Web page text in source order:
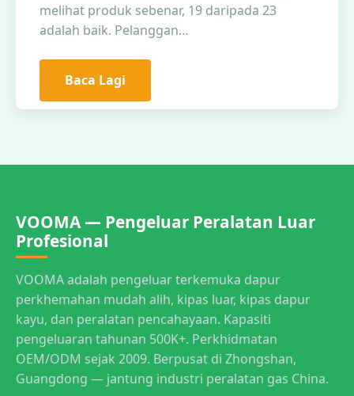
melihat produk sebenar, 19 daripada 23
adalah baik. Pelanggan…
Baca Lagi
VOOMA — Pengeluar Peralatan Luar
Profesional
VOOMA adalah pengeluar terkemuka dapur
perkhemahan mudah alih, kipas luar, kipas dapur
kayu, dan peralatan pencahayaan. Kapasiti
pengeluaran tahunan 500K+. Perkhidmatan
OEM/ODM sejak 2009. Berpusat di Zhongshan,
Guangdong — jantung industri peralatan gas China.